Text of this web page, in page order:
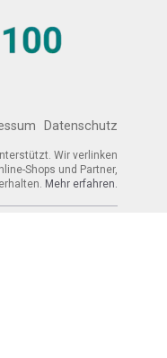
Datenschutz
Wir verlinken
Shops und Partner,
Mehr erfahren.